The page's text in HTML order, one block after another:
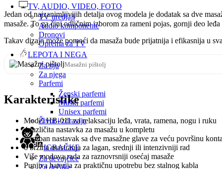
TV, AUDIO, VIDEO, FOTO
TV uredjaji
Audio komponente
Dronovi
Oprema za TV
LEPOTA I NEGA
Za nju
Za njega
Parfemi
Ženski parfemi
Muški parfemi
Unisex parfemi
Život i zdravlje
IGRAČKE
Za devojčice
Za dečake
Jedan od najzanimljivijih detalja ovog modela je dodatak sa dve
masaže. To ga čini odličnim izborom za rameni pojas, gornji deo
Takav dizajn može pomoći da masaža bude prijatnija i efikasnija u
Masažni pištolj
Karakteristike
Model HB-011 za relaksaciju leđa, vrata, ramena, nogu i ruku
4 različita nastavka za masažu u kompletu
Poseban nastavak sa dve masažne glave za veću površinu
6 brzina masiranja za lagan, srednji ili intenzivniji rad
Više modova rada za raznovrsniji osećaj masaže
Punjiva baterija za praktičnu upotrebu bez stalnog kabla